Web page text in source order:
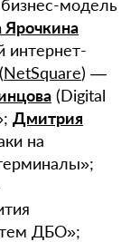
модель
интернет-
(NetSquare) —
(Digital
Дмитрия
на
ДБО»;